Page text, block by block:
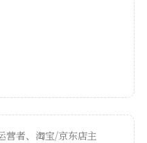
营者、淘宝/京东店主